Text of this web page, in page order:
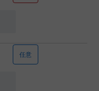
任意